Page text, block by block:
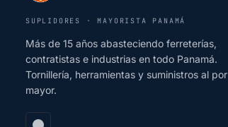
SUPLIDORES · MAYORISTA PANAMÁ
Más de 15 años abasteciendo ferreterías,
contratistas e industrias en todo Panamá.
Tornillería, herramientas y suministros al por
mayor.